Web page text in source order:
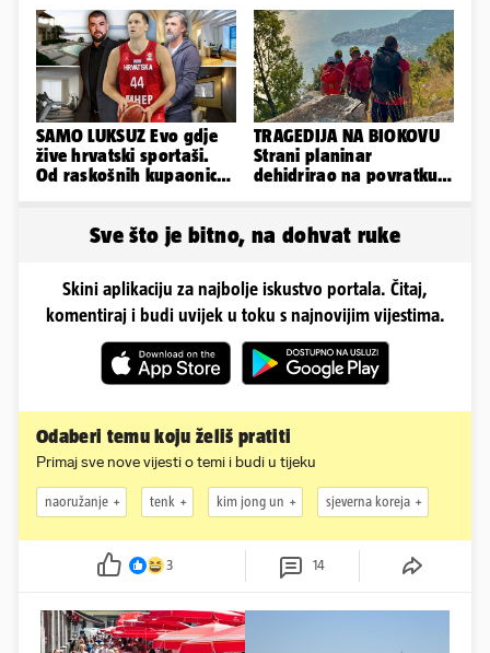
obline...
SAMO LUKSUZ Evo gdje
žive hrvatski sportaši.
Od raskošnih kupaonica
TRAGEDIJA NA BIOKOVU
Strani planinar
dehidrirao na povratku s
Sve što je bitno, na dohvat ruke
Skini aplikaciju za najbolje iskustvo portala. Čitaj,
komentiraj i budi uvijek u toku s najnovijim vijestima.
Odaberi temu koju želiš pratiti
Primaj sve nove vijesti o temi i budi u tijeku
naoružanje tenk kim jong un sjeverna koreja
3 14